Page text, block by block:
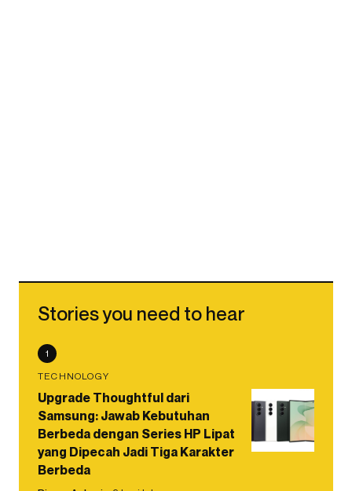
Stories you need to hear
1
TECHNOLOGY
Upgrade Thoughtful dari
Samsung: Jawab Kebutuhan
Berbeda dengan Series HP Lipat
yang Dipecah Jadi Tiga Karakter
Berbeda